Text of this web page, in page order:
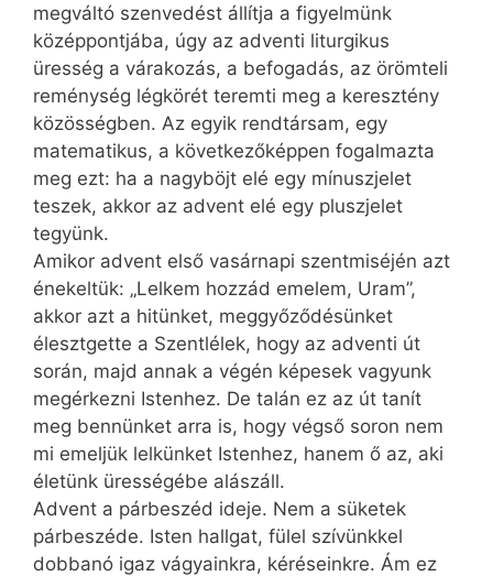
megváltó szenvedést állítja a figyelmünk
középpontjába, úgy az adventi liturgikus
üresség a várakozás, a befogadás, az örömteli
reménység légkörét teremti meg a keresztény
közösségben. Az egyik rendtársam, egy
matematikus, a következőképpen fogalmazta
meg ezt: ha a nagyböjt elé egy mínuszjelet
teszek, akkor az advent elé egy pluszjelet
tegyünk.
Amikor advent első vasárnapi szentmiséjén azt
énekeltük: „Lelkem hozzád emelem, Uram”,
akkor azt a hitünket, meggyőződésünket
élesztgette a Szentlélek, hogy az adventi út
során, majd annak a végén képesek vagyunk
megérkezni Istenhez. De talán ez az út tanít
meg bennünket arra is, hogy végső soron nem
mi emeljük lelkünket Istenhez, hanem ő az, aki
életünk ürességébe alászáll.
Advent a párbeszéd ideje. Nem a süketek
párbeszéde. Isten hallgat, fülel szívünkkel
dobbanó igaz vágyainkra, kéréseinkre. Ám ez